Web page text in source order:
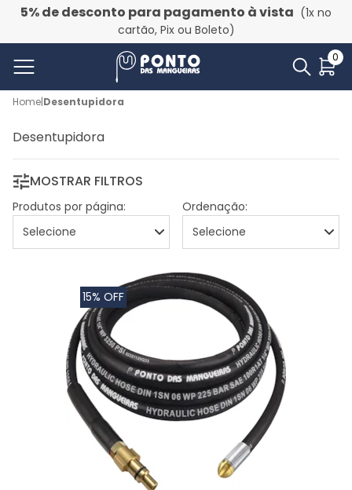
5% de desconto para pagamento à vista (1x no
cartão, Pix ou Boleto)
0
Home|Desentupidora
Desentupidora
MOSTRAR FILTROS
Produtos por página: Ordenação:
15% OFF